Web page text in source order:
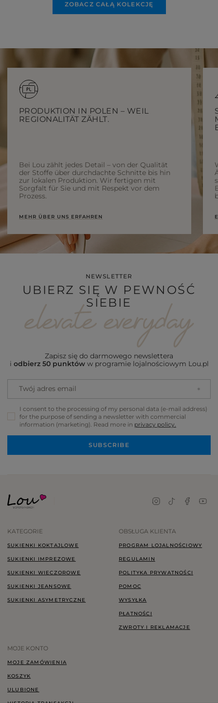
ZOBACZ CAŁĄ KOLEKCJĘ
PRODUKTION IN POLEN – WEIL
REGIONALITÄT ZÄHLT.
Bei Lou zählt jedes Detail – von der Qualität
der Stoffe über durchdachte Schnitte bis hin
zur lokalen Produktion. Wir fertigen mit
Sorgfalt für Sie und mit Respekt vor dem
Prozess.
MEHR ÜBER UNS ERFAHREN
NEWSLETTER
UBIERZ SIĘ W PEWNOŚĆ
SIEBIE
Zapisz się do darmowego newslettera
i odbierz 50 punktóww programie lojalnościowym Lou.pl
Twój adres email
I consent to the processing of my personal data (e-mail address)
for the purpose of sending a newsletter with commercial
information (marketing). Read more in privacy policy.
SUBSCRIBE
KATEGORIE
SUKIENKI KOKTAJLOWE
SUKIENKI IMPREZOWE
SUKIENKI WIECZOROWE
SUKIENKI JEANSOWE
SUKIENKI ASYMETRYCZNE
OBSŁUGA KLIENTA
PROGRAM LOJALNOŚCIOWY
REGULAMIN
POLITYKA PRYWATNOŚCI
POMOC
WYSYŁKA
PŁATNOŚCI
ZWROTY I REKLAMACJE
MOJE KONTO
MOJE ZAMÓWIENIA
KOSZYK
ULUBIONE